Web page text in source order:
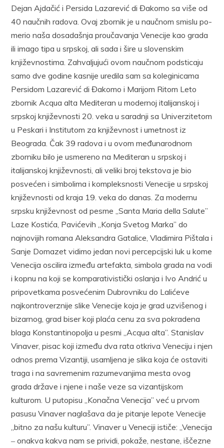
Dejan Ajdačić i Persida Lazarević di Đako­mo sa više od
40 naučnih radova. Ovaj zbornik je u naučnom smislu po­
merio naša dosadašnja proučavanja Venecije kao grada
ili imago tipa u srpskoj, ali sada i šire u slovenskim
književnostima. Zahvaljujući ovom naučnom podsticaju
samo dve godine kasnije uredila sam sa koleginicama
Persidom Lazarević di Đakomo i Marijom Ritom Leto
zbor­nik Acqua alta Mediteran u modernoj italijanskoj i
srpskoj književnos­ti 20. veka u saradnji sa Univerzitetom
u Peskari i Institutom za knji­ževnost i umetnost iz
Beograda. Čak 39 radova i u ovom međunarodnom
zborniku bilo je usmereno na Mediteran u srpskoj i
italijanskoj knji­ževnosti, ali veliki broj tekstova je bio
posvećen i simbolima i kom­pleksnosti Venecije u srpskoj
književnosti od kraja 19. veka do danas. Za modernu
srpsku književnost od pesme „Santa Maria della Salute”
Laze Kostića, Pavićevih „Konja Svetog Marka” do
najnovijih romana Alek­sandra Gatalice, Vladimira Pištala i
Sanje Domazet vidimo jedan novi percepcijski luk u kome
Venecija oscilira između artefakta, simbo­la grada na vodi
i kopnu na koji se komparativistički oslanja i Ivo Andrić u
pripovetkama posvećenim Dubrovniku do Lalićeve
najkon­troverznije slike Venecije koja je grad uzvišenog i
bizarnog, grad biser koji plaća cenu za sva pokradena
blaga Konstantinopolja u pesmi „Acqua alta”. Stanislav
Vinaver, pisac koji između dva rata otkriva Veneciju i njen
odnos prema Vizantiji, usamljena je slika koja će ostaviti
traga i na savremenim razumevanjima mesta ovog
grada države i njene i naše veze sa vizantijskom
kulturom. U putopisu „Konačna Venecija” već u pr­vom
pasusu Vinaver naglašava da je pitanje lepote Venecije
„bitno za našu kulturu”. Vinaver u Veneciji ističe: „Venecija
‒ onakva kakva nam se prividi, pokaže, nestane, iščezne